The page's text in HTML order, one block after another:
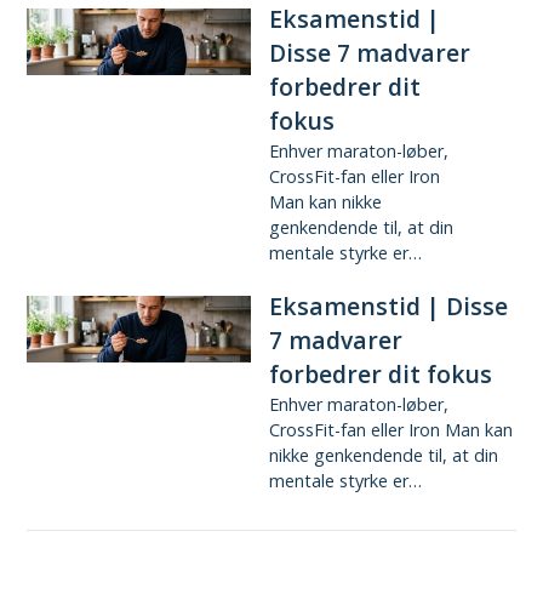
Eksamenstid |
Disse 7 madvarer
forbedrer dit
fokus
Enhver maraton-løber,
CrossFit-fan eller Iron
Man kan nikke
genkendende til, at din
mentale styrke er…
Eksamenstid | Disse
7 madvarer
forbedrer dit fokus
Enhver maraton-løber,
CrossFit-fan eller Iron Man kan
nikke genkendende til, at din
mentale styrke er…